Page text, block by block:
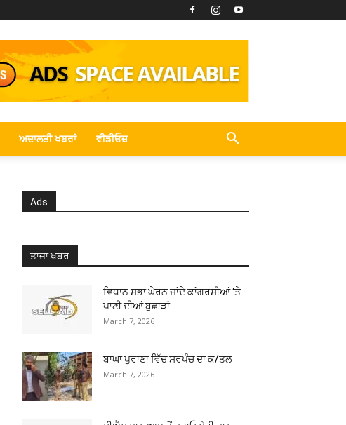
ਅਦਾਲਤੀ ਖਬਰਾਂ ਵੀਡੀਓਜ਼
Ads
ਤਾਜਾ ਖਬਰ
ਵਿਧਾਨ ਸਭਾ ਘੇਰਨ ਜਾਂਦੇ ਕਾਂਗਰਸੀਆਂ ’ਤੇ
ਪਾਣੀ ਦੀਆਂ ਬੁਛਾੜਾਂ
March 7, 2026
ਬਾਘਾ ਪੁਰਾਣਾ ਵਿੱਚ ਸਰਪੰਚ ਦਾ ਕ/ਤਲ
March 7, 2026